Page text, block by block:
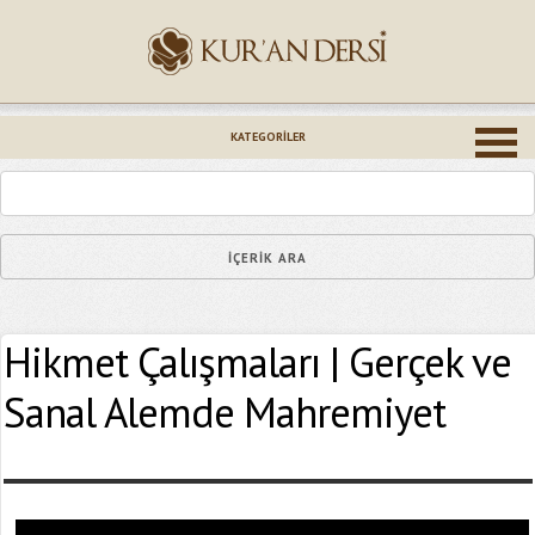
KATEGORILER
Hikmet Çalışmaları | Gerçek ve
Sanal Alemde Mahremiyet
Epostanız (*)
Yaşadığınız Hatanın Ayrıntıları